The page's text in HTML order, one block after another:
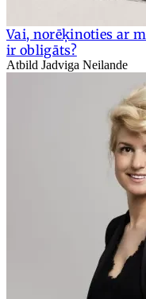
Vai, norēķinoties ar
ir obligāts?
Atbild Jadviga Neilande